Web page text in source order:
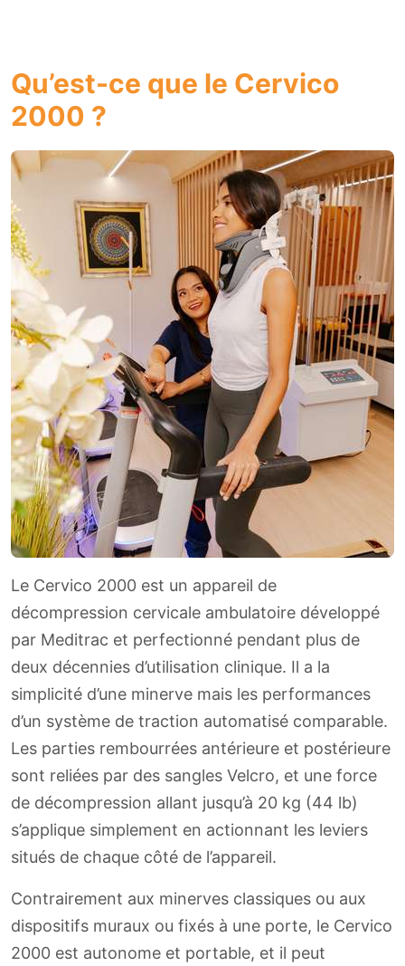
Qu’est-ce que le Cervico
2000 ?
Le Cervico 2000 est un appareil de
décompression cervicale ambulatoire développé
par Meditrac et perfectionné pendant plus de
deux décennies d’utilisation clinique. Il a la
simplicité d’une minerve mais les performances
d’un système de traction automatisé comparable.
Les parties rembourrées antérieure et postérieure
sont reliées par des sangles Velcro, et une force
de décompression allant jusqu’à 20 kg (44 lb)
s’applique simplement en actionnant les leviers
situés de chaque côté de l’appareil.
Contrairement aux minerves classiques ou aux
dispositifs muraux ou fixés à une porte, le Cervico
2000 est autonome et portable, et il peut